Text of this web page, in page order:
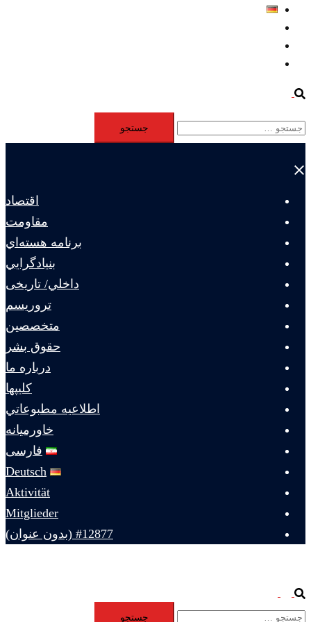
Search
جستجو
برای:
Close
اقتصاد
مقاومت
برنامه هسته‌اي
بنيادگرايي
داخلي/ تاریخی
تروريسم
متخصصين
حقوق بشر
درباره ما
كليپها
اطلاعيه مطبوعاتي
خاورميانه
فارسی
Deutsch
Aktivität
Mitglieder
#12877 (بدون عنوان)
Search
menuجستجو